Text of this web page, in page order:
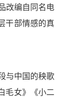
改编自同名电
干部情感的真
与中国的秧歌
毛女》《小二